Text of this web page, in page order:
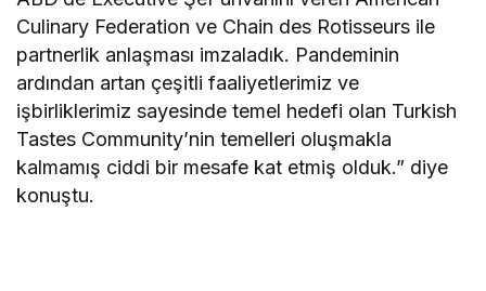
Culinary Federation ve Chain des Rotisseurs ile
partnerlik anlaşması imzaladık. Pandeminin
ardından artan çeşitli faaliyetlerimiz ve
işbirliklerimiz sayesinde temel hedefi olan Turkish
Tastes Community’nin temelleri oluşmakla
kalmamış ciddi bir mesafe kat etmiş olduk.” diye
konuştu.